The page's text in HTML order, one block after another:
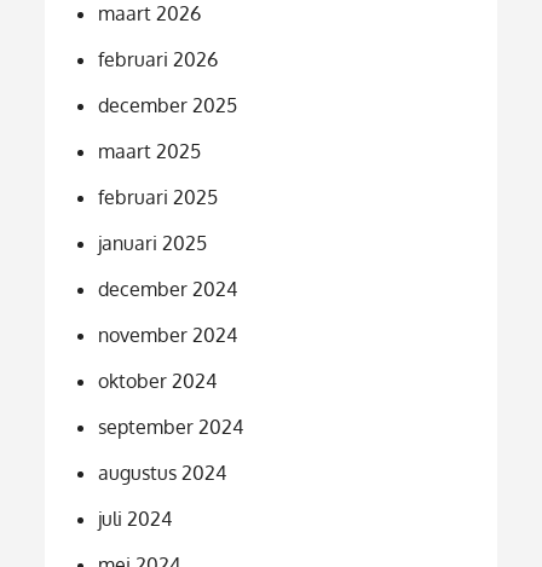
maart 2026
februari 2026
december 2025
maart 2025
februari 2025
januari 2025
december 2024
november 2024
oktober 2024
september 2024
augustus 2024
juli 2024